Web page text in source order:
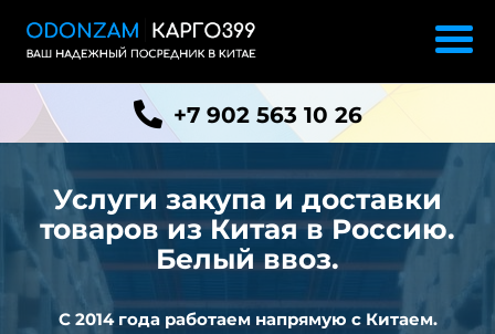
+7 902 563 10 26
Услуги закупа и доставки
товаров из Китая в Россию.
Белый ввоз.
С 2014 года работаем напрямую с Китаем.